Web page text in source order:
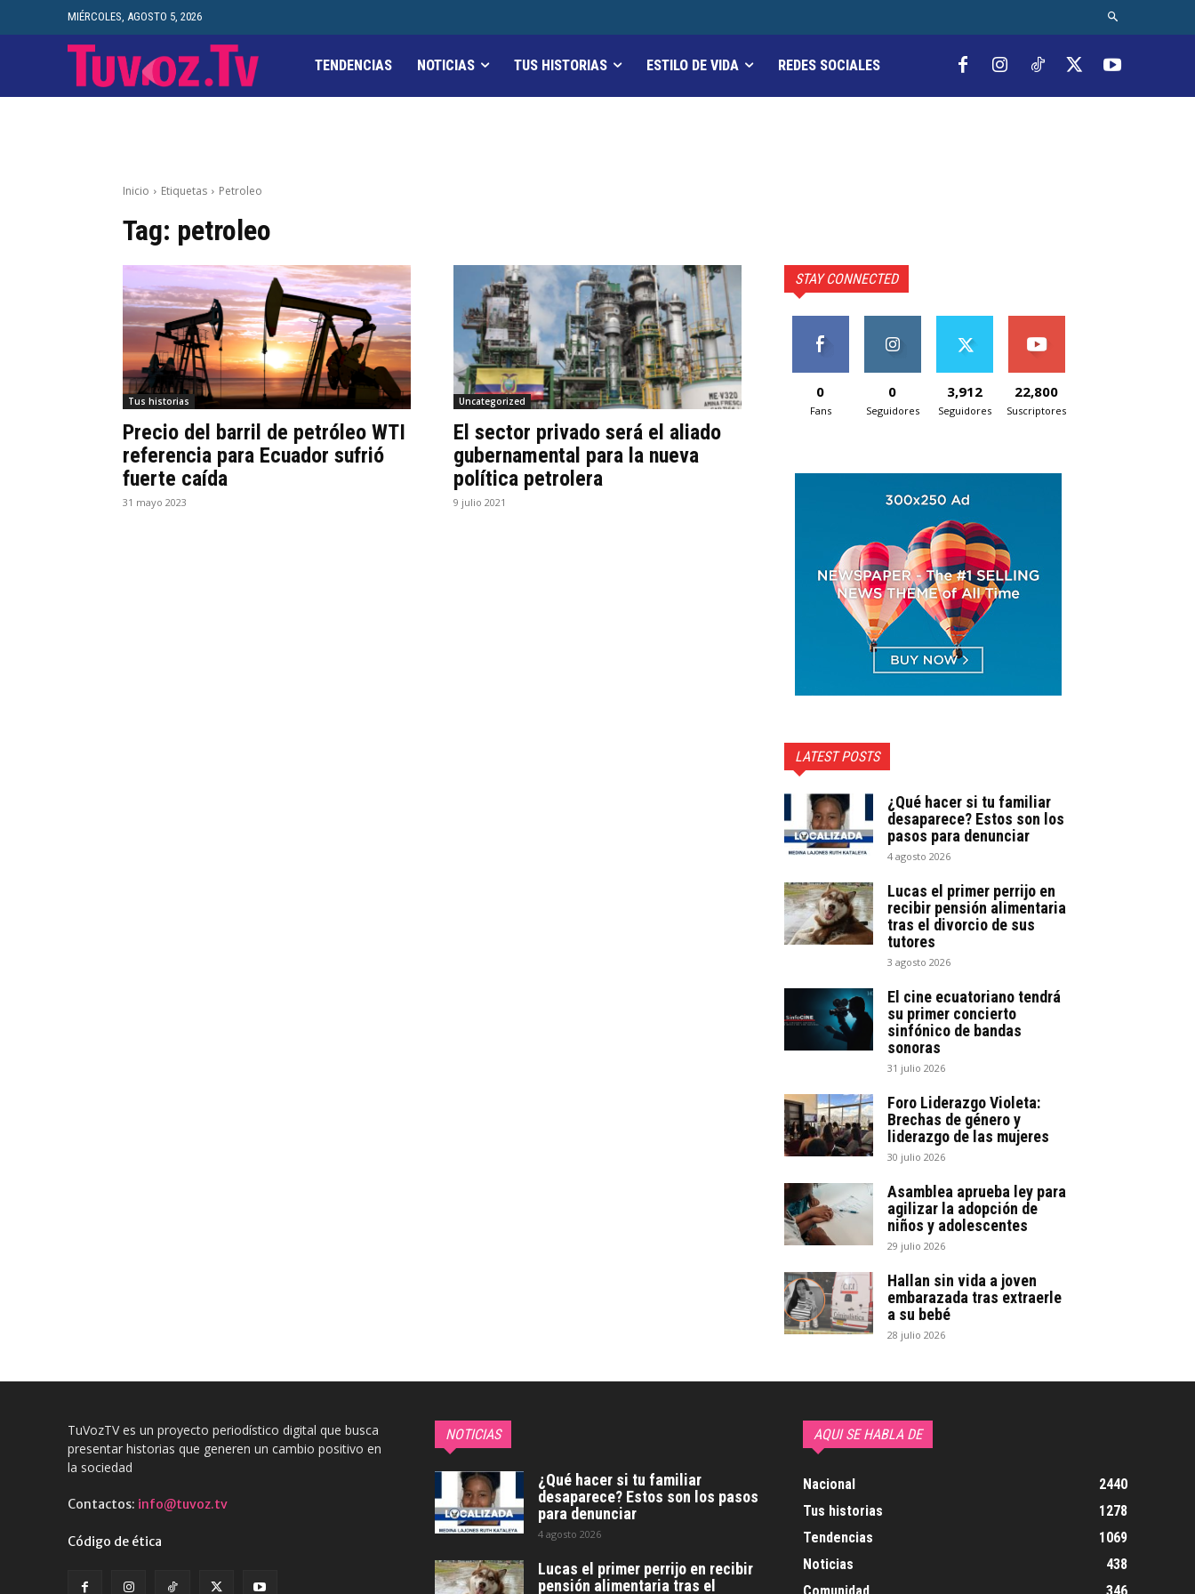
MIÉRCOLES, AGOSTO 5, 2026
TENDENCIAS NOTICIAS TUS HISTORIAS ESTILO DE VIDA REDES SOCIALES
Inicio Etiquetas Petroleo
Tag: petroleo
Tus historias
Precio del barril de petróleo WTI
referencia para Ecuador sufrió
fuerte caída
31 mayo 2023
Uncategorized
El sector privado será el aliado
gubernamental para la nueva
política petrolera
9 julio 2021
STAY CONNECTED
0
Fans
0
Seguidores
3,912
Seguidores
22,800
Suscriptores
LATEST POSTS
¿Qué hacer si tu familiar
desaparece? Estos son los
pasos para denunciar
4 agosto 2026
Lucas el primer perrijo en
recibir pensión alimentaria
tras el divorcio de sus
tutores
3 agosto 2026
El cine ecuatoriano tendrá
su primer concierto
sinfónico de bandas
sonoras
31 julio 2026
Foro Liderazgo Violeta:
Brechas de género y
liderazgo de las mujeres
30 julio 2026
Asamblea aprueba ley para
agilizar la adopción de
niños y adolescentes
29 julio 2026
Hallan sin vida a joven
embarazada tras extraerle
a su bebé
28 julio 2026
TuVozTV es un proyecto periodístico digital que busca
presentar historias que generen un cambio positivo en
la sociedad
Contactos: info@tuvoz.tv
Código de ética
NOTICIAS
¿Qué hacer si tu familiar
desaparece? Estos son los pasos
para denunciar
4 agosto 2026
Lucas el primer perrijo en recibir
pensión alimentaria tras el
AQUI SE HABLA DE
Nacional
2440
Tus historias
1278
Tendencias
1069
Noticias
438